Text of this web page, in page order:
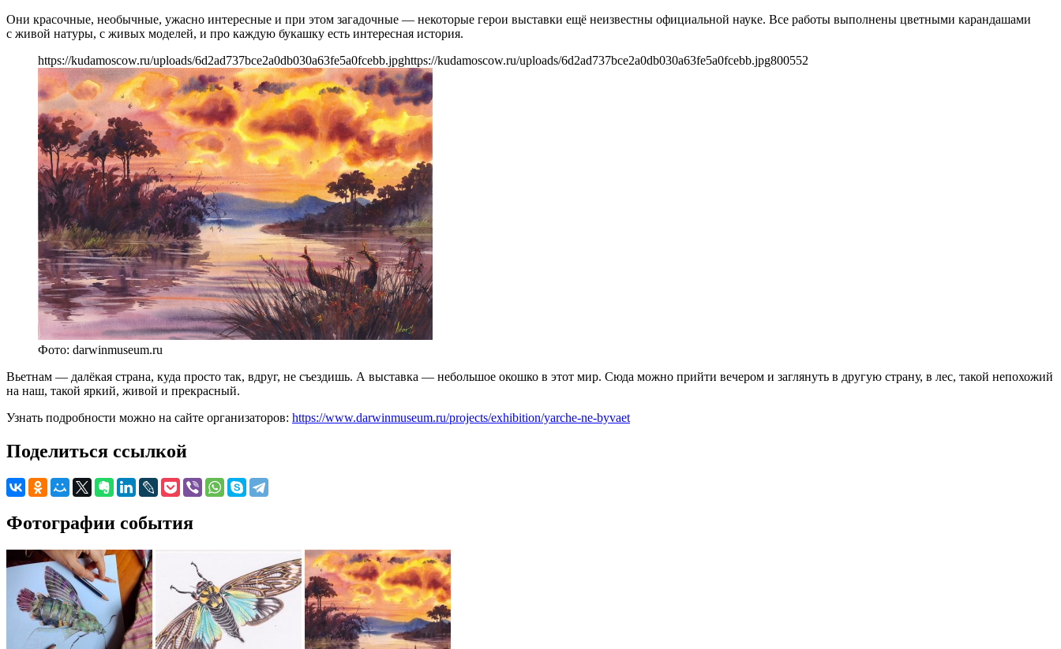
Они красочные, необычные, ужасно интересные и при этом загадочные — некоторые герои выставки ещё неизвестны официальной науке. Все работы выполнены цветными карандашами
с живой натуры, с живых моделей, и про каждую букашку есть интересная история.
https://kudamoscow.ru/uploads/6d2ad737bce2a0db030a63fe5a0fcebb.jpghttps://kudamoscow.ru/uploads/6d2ad737bce2a0db030a63fe5a0fcebb.jpg800552
Фото: darwinmuseum.ru
Вьетнам — далёкая страна, куда просто так, вдруг, не съездишь. А выставка — небольшое окошко в этот мир. Сюда можно прийти вечером и заглянуть в другую страну, в лес, такой непохожий
на наш, такой яркий, живой и прекрасный.
Узнать подробности можно на сайте организаторов: https://www.darwinmuseum.ru/projects/exhibition/yarche-ne-byvaet
Поделиться ссылкой
Фотографии события